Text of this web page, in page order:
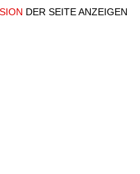
DER SEITE ANZEIGEN